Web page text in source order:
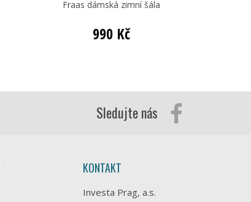
Fraas dámská zimní šála
990 Kč
Sledujte nás
KONTAKT
Investa Prag, a.s.